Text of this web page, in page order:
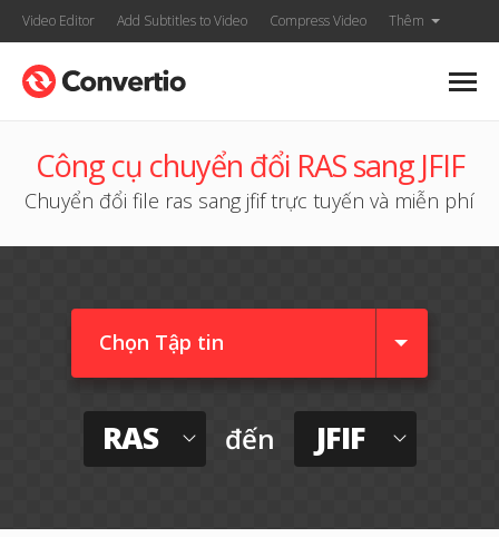
Video Editor Add Subtitles to Video Compress Video Thêm
Công cụ chuyển đổi RAS sang JFIF
Chuyển đổi file ras sang jfif trực tuyến và miễn phí
Chọn Tập tin
RAS đến JFIF